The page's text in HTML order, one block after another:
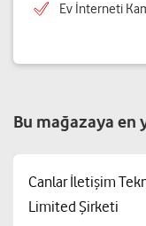
Ev İnterneti
Bu mağazaya en
Canlar İletişim
Limited Şirketi